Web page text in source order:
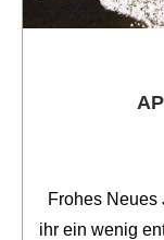
Frohes Neues
ihr ein wenig